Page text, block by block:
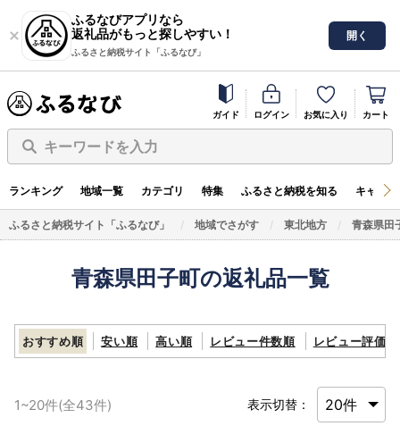
ふるなびアプリなら
返礼品がもっと探しやすい！
ふるさと納税サイト「ふるなび」
開く
ガイド ログイン お気に入り カート
キーワードを入力
ランキング 地域一覧 カテゴリ 特集 ふるさと納税を知る キャン
ふるさと納税サイト「ふるなび」 地域でさがす 東北地方 青森県田
青森県田子町の返礼品一覧
おすすめ順 安い順 高い順 レビュー件数順 レビュー評価順
1~20件(全43件) 表示切替：